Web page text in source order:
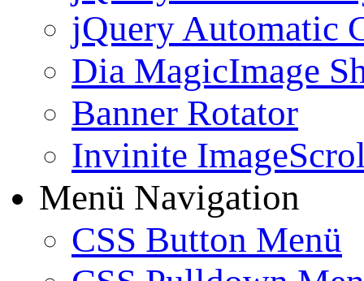
jQuery Automatic
Dia MagicImage
Banner Rotator
Invinite
Menü Navigation
CSS Button Menü